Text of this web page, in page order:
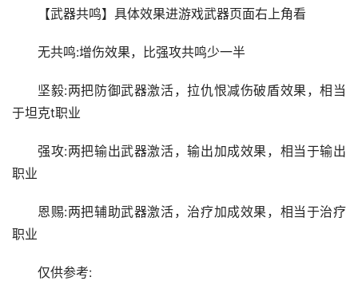
【武器共鸣】具体效果进游戏武器页面右上角看
无共鸣:增伤效果，比强攻共鸣少一半
坚毅:两把防御武器激活，拉仇恨减伤破盾效果，相当
于坦克t职业
强攻:两把输出武器激活，输出加成效果，相当于输出
职业
恩赐:两把辅助武器激活，治疗加成效果，相当于治疗
职业
仅供参考: